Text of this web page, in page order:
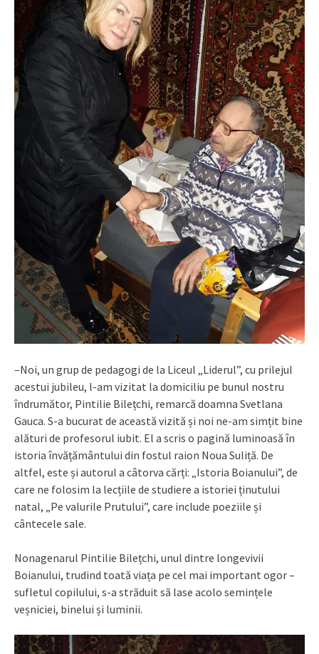
–Noi, un grup de pedagogi de la Liceul „Liderul”, cu prilejul
acestui jubileu, l-am vizitat la domiciliu pe bunul nostru
îndrumător, Pintilie Bilețchi, remarcă doamna Svetlana
Gauca. S-a bucurat de această vizită și noi ne-am simțit bine
alături de profesorul iubit. El a scris o pagină luminoasă în
istoria învățământului din fostul raion Noua Suliță. De
altfel, este și autorul a câtorva cărți: „Istoria Boianului”, de
care ne folosim la lecțiile de studiere a istoriei ținutului
natal, „Pe valurile Prutului”, care include poeziile și
cântecele sale.
Nonagenarul Pintilie Bilețchi, unul dintre longevivii
Boianului, trudind toată viața pe cel mai important ogor –
sufletul copilului, s-a străduit să lase acolo semințele
veșniciei, binelui și luminii.